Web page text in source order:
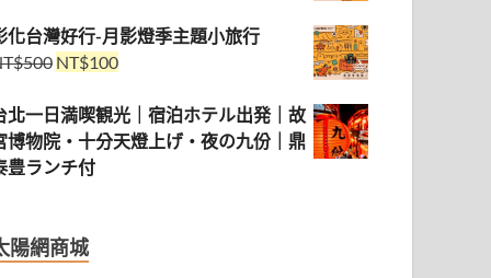
化台灣好行-月影燈季主題小旅行
500 NT$100
北一日満喫観光｜宿泊ホテル出発｜故
博物院・十分天燈上げ・夜の九份｜鼎
豊ランチ付
陽網商城